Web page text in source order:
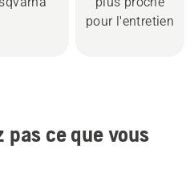
pour l'entretien
pas ce que vous